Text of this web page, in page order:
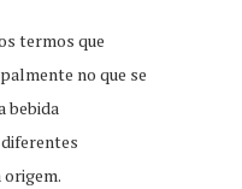
termos que
no que se
bebida
origem.